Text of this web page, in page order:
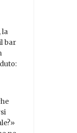
la
bar